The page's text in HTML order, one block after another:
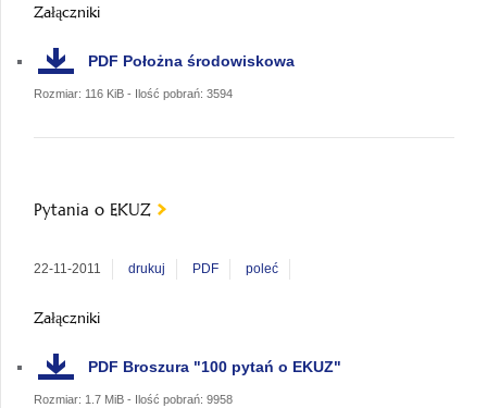
Załączniki
PDF Położna środowiskowa
Rozmiar: 116 KiB - Ilość pobrań: 3594
Pytania o EKUZ
22-11-2011 drukuj PDF poleć
Załączniki
PDF Broszura "100 pytań o EKUZ"
Rozmiar: 1.7 MiB - Ilość pobrań: 9958